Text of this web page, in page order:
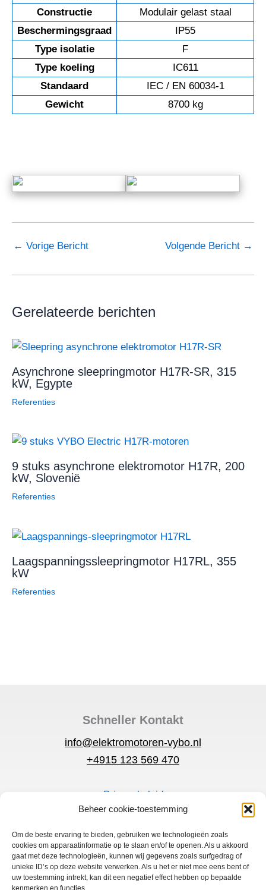
Beheer cookie-toestemming
Om de beste ervaring te bieden, gebruiken we technologieën zoals
cookies om apparaatinformatie op te slaan en/of te openen. Als u akkoord
gaat met deze technologieën, kunnen wij gegevens zoals surfgedrag of
unieke ID’s op deze website verwerken. Als u het er niet mee eens bent of
uw toestemming intrekt, kan dit een negatief effect hebben op bepaalde
kenmerken en functies.
Constructie
Modulair gelast staal
Beschermingsgraad
IP55
Type isolatie
F
Type koeling
IC611
Standaard
IEC / EN 60034-1
Gewicht
8700 kg
← Vorige Bericht Volgende Bericht →
Gerelateerde berichten
Asynchrone sleepringmotor H17R-SR, 315
kW, Egypte
Referenties
9 stuks asynchrone elektromotor H17R, 200
kW, Slovenië
Referenties
Laagspanningssleepringmotor H17RL, 355
kW
Referenties
Schneller Kontakt
info@elektromotoren-vybo.nl
+4915 123 569 470
Privacybeleid
Voorwaarden
Snelmenu
Elektromotoren
Frequentie omzetter